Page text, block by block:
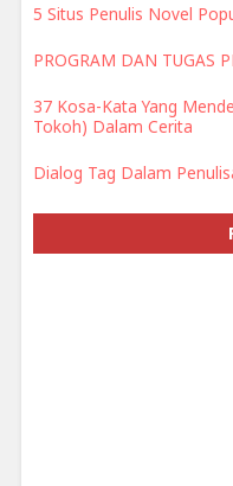
5 Situs Penulis Novel
PROGRAM DAN TUGAS
37 Kosa-Kata Yang
Tokoh) Dalam Cerita
Dialog Tag Dalam